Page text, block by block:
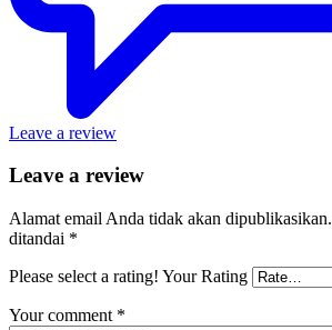
Leave a review
Leave a review
Alamat email Anda tidak akan dipublikasikan.
ditandai *
Please select a rating! Your Rating
Your comment *